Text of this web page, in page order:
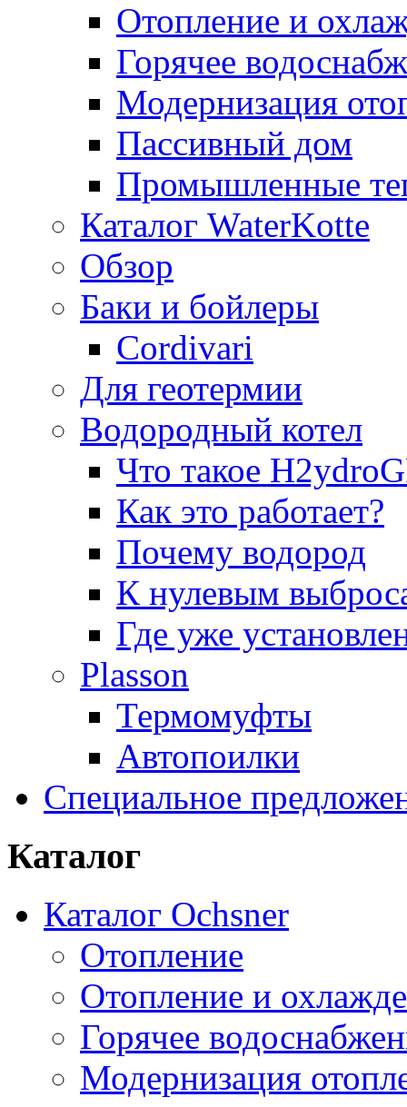
Отопление и
Горячее
Модернизация
Пассивный дом
Промышленные
Каталог WaterKotte
Обзор
Баки и бойлеры
Cordivari
Для геотермии
Водородный котел
Что такое
Как это работает?
Почему водород
К нулевым
Где уже
Plasson
Термомуфты
Автопоилки
Специальное
Каталог
Каталог Ochsner
Отопление
Отопление и
Горячее
Модернизация